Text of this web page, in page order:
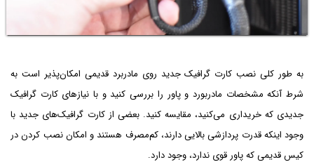
به طور کلی نصب کارت گرافیک جدید روی مادربرد قدیمی امکان‌پذیر است به
شرط آنکه مشخصات مادربورد و پاور را بررسی کنید و با نیازهای کارت گرافیک
جدیدی که خریداری می‌کنید، مقایسه کنید. بعضی از کارت گرافیک‌های جدید با
وجود اینکه قدرت پردازشی بالایی دارند، کم‌مصرف هستند و امکان نصب کردن در
کیس قدیمی که پاور قوی ندارد، وجود دارد.